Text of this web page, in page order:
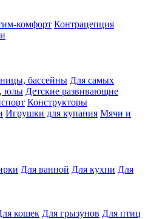
комфорт Контрацепция
бассейны Для самых
юлы Детские развивающие
Конструкторы
Игрушки для купания Мячи и
Для ванной Для кухни Для
кошек Для грызунов Для птиц